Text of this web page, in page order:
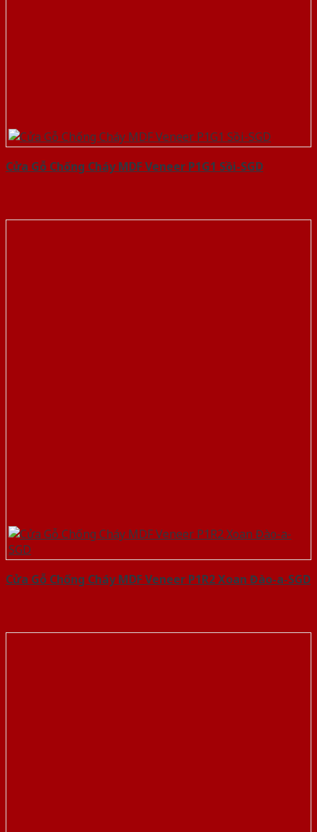
Cửa Gỗ Chống Cháy MDF Veneer P1G1 Sồi-SGD
Cửa Gỗ Chống Cháy MDF Veneer P1R2 Xoan Đào-a-SGD